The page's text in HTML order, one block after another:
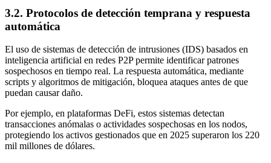
3.2. Protocolos de detección temprana y respuesta
automática
El uso de sistemas de detección de intrusiones (IDS) basados en
inteligencia artificial en redes P2P permite identificar patrones
sospechosos en tiempo real. La respuesta automática, mediante
scripts y algoritmos de mitigación, bloquea ataques antes de que
puedan causar daño.
Por ejemplo, en plataformas DeFi, estos sistemas detectan
transacciones anómalas o actividades sospechosas en los nodos,
protegiendo los activos gestionados que en 2025 superaron los 220
mil millones de dólares.